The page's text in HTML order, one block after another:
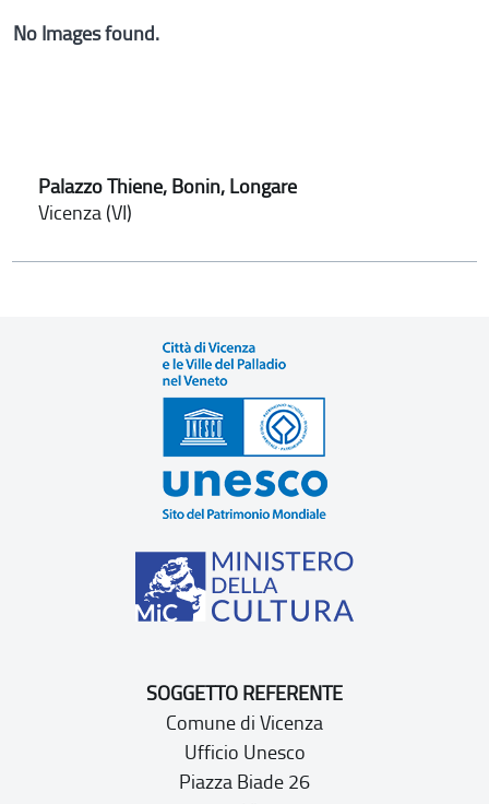
No Images found.
Palazzo Thiene, Bonin, Longare
Vicenza (VI)
SOGGETTO REFERENTE
Comune di Vicenza
Ufficio Unesco
Piazza Biade 26